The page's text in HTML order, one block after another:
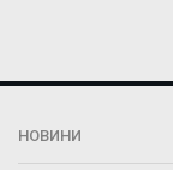
НОВИНИ